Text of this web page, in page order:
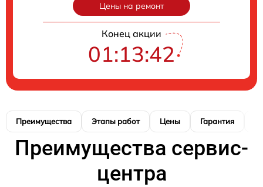
Цены на ремонт
Конец акции
01:13:41
Преимущества Этапы работ Цены Гарантия
Преимущества сервис-
центра